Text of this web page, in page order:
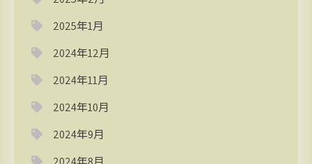
2025年1月
2024年12月
2024年11月
2024年10月
2024年9月